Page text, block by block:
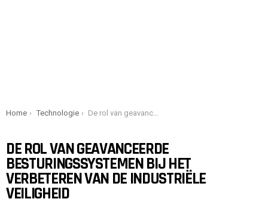
You are here:
Home Technologie De rol van geavanceerde besturingssystemen bij het verbeteren van de industriële veiligheid
DE ROL VAN GEAVANCEERDE
BESTURINGSSYSTEMEN BIJ HET
VERBETEREN VAN DE INDUSTRIËLE
VEILIGHEID